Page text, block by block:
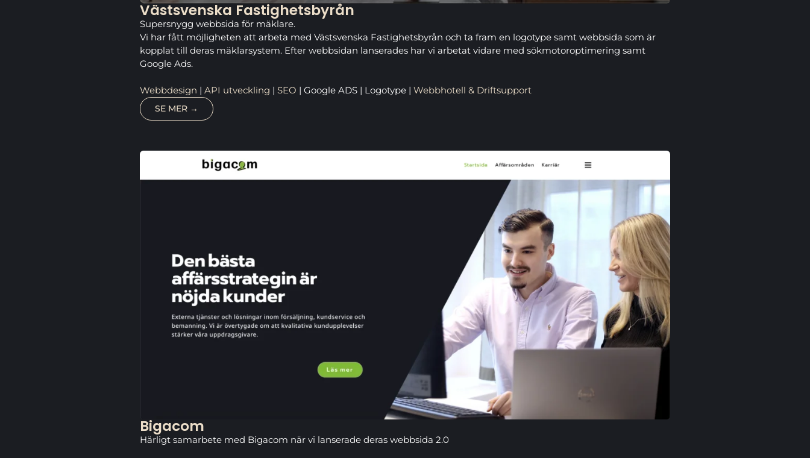
Västsvenska Fastighetsbyrån
Supersnygg webbsida för mäklare.
Vi har fått möjligheten att arbeta med Västsvenska Fastighetsbyrån och ta fram en logotype samt webbsida som är
kopplat till deras mäklarsystem. Efter webbsidan lanserades har vi arbetat vidare med sökmotoroptimering samt
Google Ads.
Webbdesign | API utveckling | SEO | Google ADS | Logotype | Webbhotell & Driftsupport
SE MER →
Bigacom
Härligt samarbete med Bigacom när vi lanserade deras webbsida 2.0